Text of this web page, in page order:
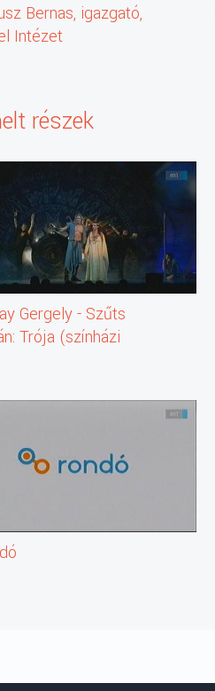
Bernas, igazgató,
Intézet
részek
Gergely - Szűts
Trója (színházi